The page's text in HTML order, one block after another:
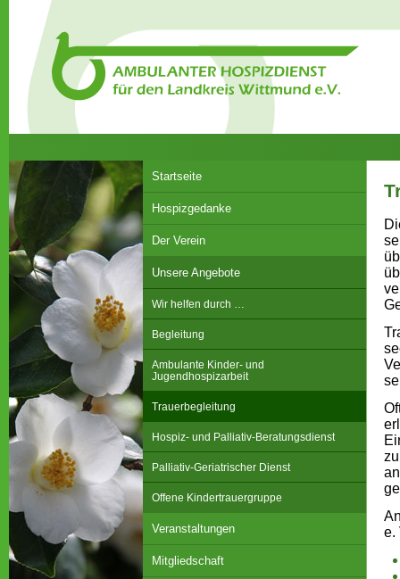
Startseite
Hospizgedanke
Der Verein
Unsere Angebote
Wir helfen durch …
Begleitung
Ambulante Kinder- und
Jugendhospizarbeit
Trauerbegleitung
Hospiz- und Palliativ-Beratungsdienst
Palliativ-Geriatrischer Dienst
Offene Kindertrauergruppe
Veranstaltungen
Mitgliedschaft
e.